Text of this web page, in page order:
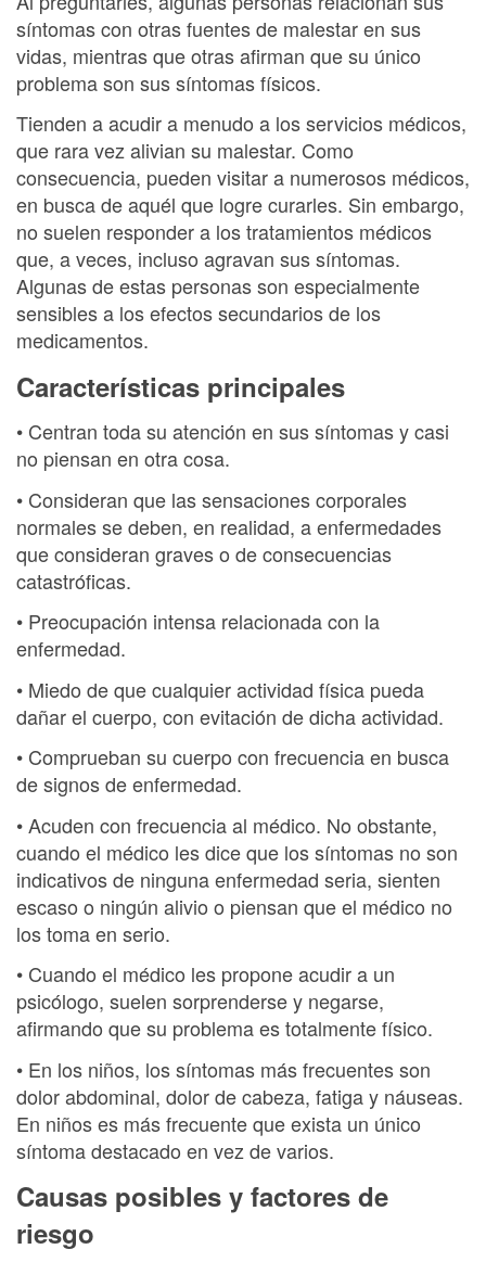
síntomas con otras fuentes de malestar en sus
vidas, mientras que otras afirman que su único
problema son sus síntomas físicos.
Tienden a acudir a menudo a los servicios médicos,
que rara vez alivian su malestar. Como
consecuencia, pueden visitar a numerosos médicos,
en busca de aquél que logre curarles. Sin embargo,
no suelen responder a los tratamientos médicos
que, a veces, incluso agravan sus síntomas.
Algunas de estas personas son especialmente
sensibles a los efectos secundarios de los
medicamentos.
Características principales
• Centran toda su atención en sus síntomas y casi
no piensan en otra cosa.
• Consideran que las sensaciones corporales
normales se deben, en realidad, a enfermedades
que consideran graves o de consecuencias
catastróficas.
• Preocupación intensa relacionada con la
enfermedad.
• Miedo de que cualquier actividad física pueda
dañar el cuerpo, con evitación de dicha actividad.
• Comprueban su cuerpo con frecuencia en busca
de signos de enfermedad.
• Acuden con frecuencia al médico. No obstante,
cuando el médico les dice que los síntomas no son
indicativos de ninguna enfermedad seria, sienten
escaso o ningún alivio o piensan que el médico no
los toma en serio.
• Cuando el médico les propone acudir a un
psicólogo, suelen sorprenderse y negarse,
afirmando que su problema es totalmente físico.
• En los niños, los síntomas más frecuentes son
dolor abdominal, dolor de cabeza, fatiga y náuseas.
En niños es más frecuente que exista un único
síntoma destacado en vez de varios.
Causas posibles y factores de
riesgo